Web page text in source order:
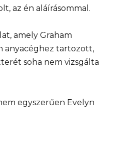
az én aláírásommal.
amely Graham
anyacéghez tartozott,
soha nem vizsgálta
egyszerűen Evelyn